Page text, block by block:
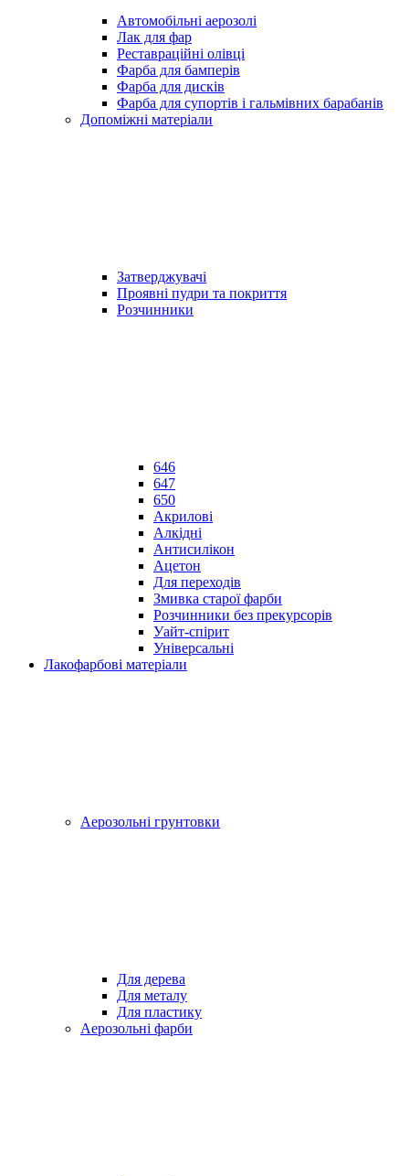
Автомобільні аерозолі
Лак для фар
Реставраційні олівці
Фарба для бамперів
Фарба для дисків
Фарба для супортів і гальмівних барабанів
Допоміжні матеріали
Затверджувачі
Проявні пудри та покриття
Розчинники
646
647
650
Акрилові
Алкідні
Антисилікон
Ацетон
Для переходів
Змивка старої фарби
Розчинники без прекурсорів
Уайт-спірит
Універсальні
Лакофарбові матеріали
Аерозольні грунтовки
Для дерева
Для металу
Для пластику
Аерозольні фарби